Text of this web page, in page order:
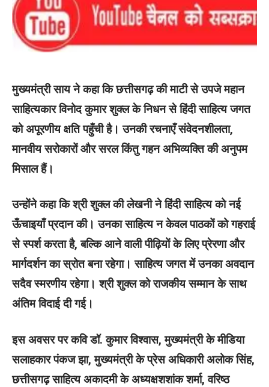
मुख्यमंत्री साय ने कहा कि छत्तीसगढ़ की माटी से उपजे महान
साहित्यकार विनोद कुमार शुक्ल के निधन से हिंदी साहित्य जगत
को अपूरणीय क्षति पहुँची है। उनकी रचनाएँ संवेदनशीलता,
मानवीय सरोकारों और सरल किंतु गहन अभिव्यक्ति की अनुपम
मिसाल हैं।
उन्होंने कहा कि श्री शुक्ल की लेखनी ने हिंदी साहित्य को नई
ऊँचाइयाँ प्रदान की। उनका साहित्य न केवल पाठकों को गहराई
से स्पर्श करता है, बल्कि आने वाली पीढ़ियों के लिए प्रेरणा और
मार्गदर्शन का स्रोत बना रहेगा। साहित्य जगत में उनका अवदान
सदैव स्मरणीय रहेगा। श्री शुक्ल को राजकीय सम्मान के साथ
अंतिम विदाई दी गई।
इस अवसर पर कवि डॉ. कुमार विश्वास, मुख्यमंत्री के मीडिया
सलाहकार पंकज झा, मुख्यमंत्री के प्रेस अधिकारी अलोक सिंह,
छत्तीसगढ़ साहित्य अकादमी के अध्यक्षशशांक शर्मा, वरिष्ठ